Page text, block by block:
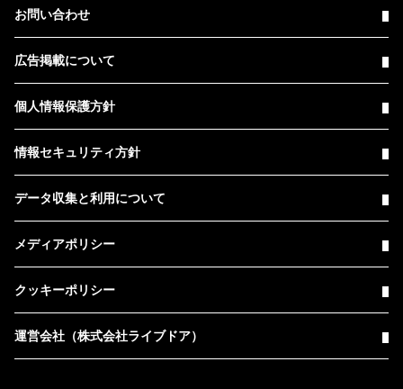
お問い合わせ
広告掲載について
個人情報保護方針
情報セキュリティ方針
データ収集と利用について
メディアポリシー
クッキーポリシー
運営会社（株式会社ライブドア）